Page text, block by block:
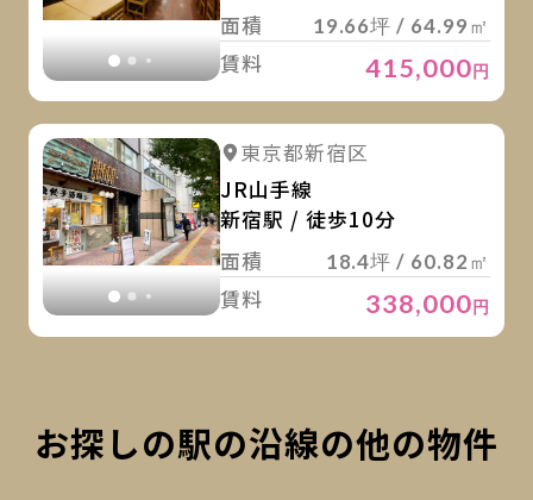
面積
19.66坪 / 64.99㎡
賃料 415,000円
詳細を見る
東京都新宿区
JR山手線
新宿駅 / 徒歩10分
面積
18.4坪 / 60.82㎡
賃料 338,000円
お探しの駅の沿線の他の物件